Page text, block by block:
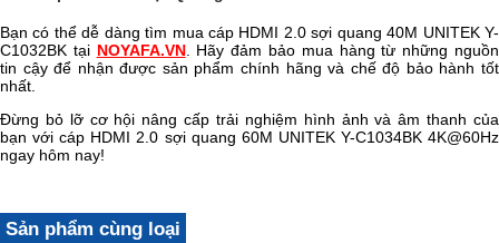
Bạn có thể dễ dàng tìm mua cáp HDMI 2.0 sợi quang 40M UNITEK Y-
C1032BK tại NOYAFA.VN. Hãy đảm bảo mua hàng từ những nguồn
tin cậy để nhận được sản phẩm chính hãng và chế độ bảo hành tốt
nhất.
Đừng bỏ lỡ cơ hội nâng cấp trải nghiệm hình ảnh và âm thanh của
bạn với cáp HDMI 2.0 sợi quang 60M UNITEK Y-C1034BK 4K@60Hz
ngay hôm nay!
Sản phẩm cùng loại